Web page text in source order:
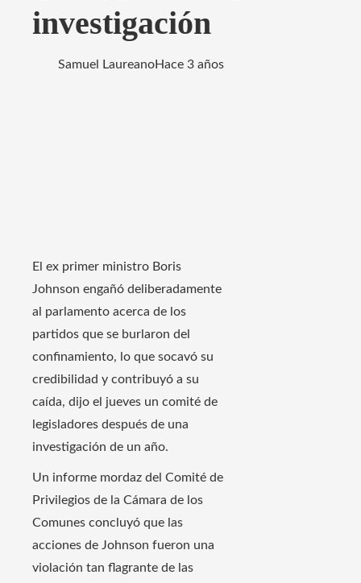
investigación
Samuel LaureanoHace 3 años
El ex primer ministro Boris
Johnson engañó deliberadamente
al parlamento acerca de los
partidos que se burlaron del
confinamiento, lo que socavó su
credibilidad y contribuyó a su
caída, dijo el jueves un comité de
legisladores después de una
investigación de un año.
Un informe mordaz del Comité de
Privilegios de la Cámara de los
Comunes concluyó que las
acciones de Johnson fueron una
violación tan flagrante de las